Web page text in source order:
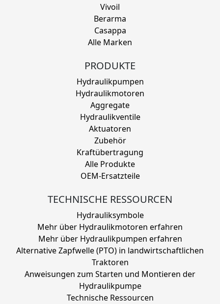
Vivoil
Berarma
Casappa
Alle Marken
PRODUKTE
Hydraulikpumpen
Hydraulikmotoren
Aggregate
Hydraulikventile
Aktuatoren
Zubehör
Kraftübertragung
Alle Produkte
OEM-Ersatzteile
TECHNISCHE RESSOURCEN
Hydrauliksymbole
Mehr über Hydraulikmotoren erfahren
Mehr über Hydraulikpumpen erfahren
Alternative Zapfwelle (PTO) in landwirtschaftlichen
Traktoren
Anweisungen zum Starten und Montieren der
Hydraulikpumpe
Technische Ressourcen